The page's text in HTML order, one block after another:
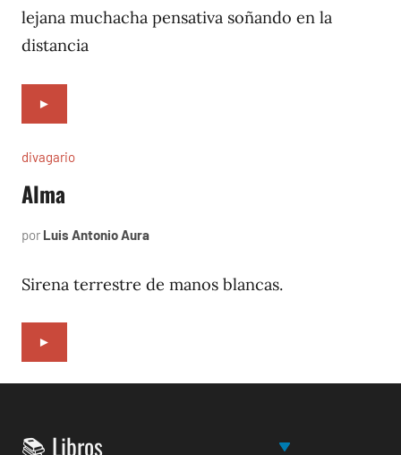
1996
lejana muchacha pensativa soñando en la
distancia
►
divagario
Alma
por Luis Antonio Aura
1994
Sirena terrestre de manos blancas.
►